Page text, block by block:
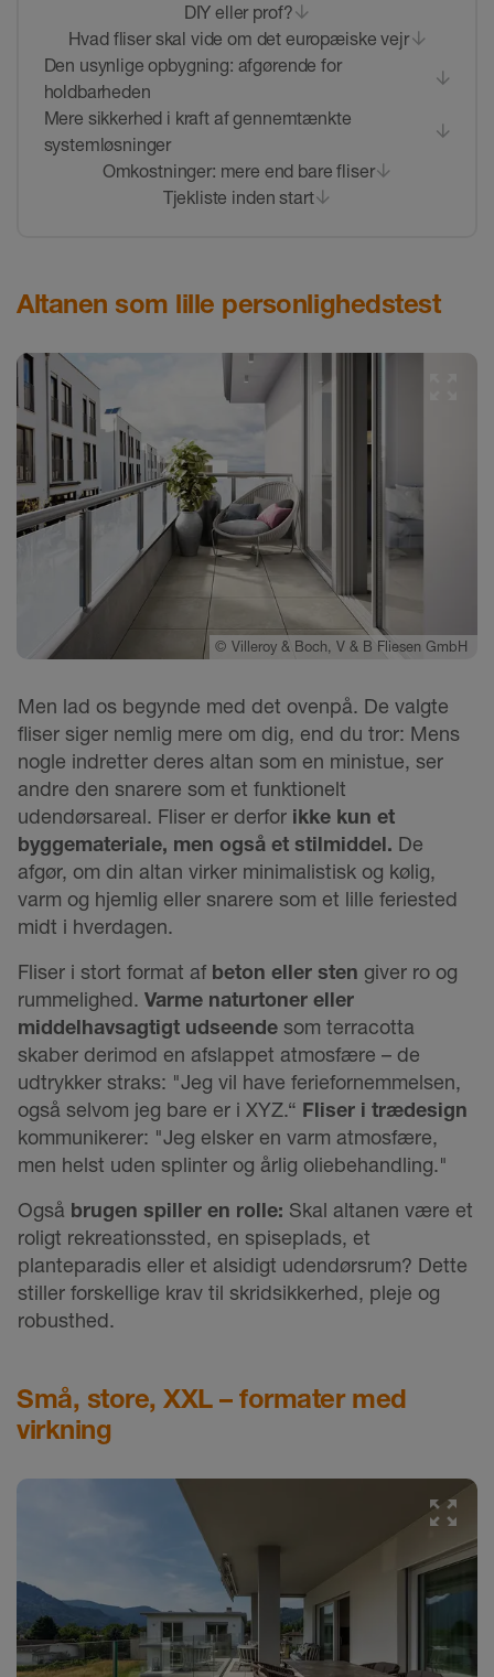
DIY eller prof?
Hvad fliser skal vide om det europæiske vejr
Den usynlige opbygning: afgørende for
holdbarheden
Mere sikkerhed i kraft af gennemtænkte
systemløsninger
Omkostninger: mere end bare fliser
Tjekliste inden start
Altanen som lille personlighedstest
© Villeroy & Boch, V & B Fliesen GmbH
Men lad os begynde med det ovenpå. De valgte
fliser siger nemlig mere om dig, end du tror: Mens
nogle indretter deres altan som en ministue, ser
andre den snarere som et funktionelt
udendørsareal. Fliser er derfor ikke kun et
byggemateriale, men også et stilmiddel. De
afgør, om din altan virker minimalistisk og kølig,
varm og hjemlig eller snarere som et lille feriested
midt i hverdagen.
Fliser i stort format af beton eller sten giver ro og
rummelighed. Varme naturtoner eller
middelhavsagtigt udseende som terracotta
skaber derimod en afslappet atmosfære – de
udtrykker straks: "Jeg vil have feriefornemmelsen,
også selvom jeg bare er i XYZ.“ Fliser i trædesign
kommunikerer: "Jeg elsker en varm atmosfære,
men helst uden splinter og årlig oliebehandling."
Også brugen spiller en rolle: Skal altanen være et
roligt rekreationssted, en spiseplads, et
planteparadis eller et alsidigt udendørsrum? Dette
stiller forskellige krav til skridsikkerhed, pleje og
robusthed.
Små, store, XXL – formater med
virkning